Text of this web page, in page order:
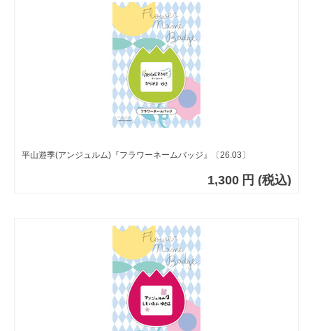
平山遊季(アンジュルム)『フラワーネームバッジ』〔26.03〕
1,300 円 (税込)